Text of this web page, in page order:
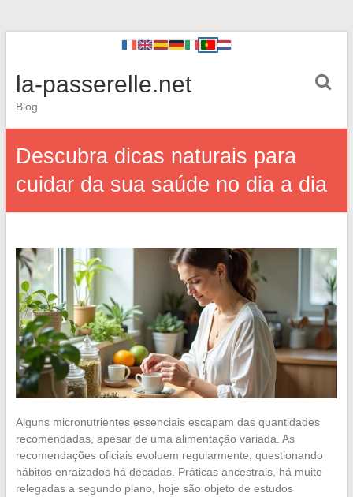
la-passerelle.net
Blog
Descubra dicas naturais para
cuidar da sua saúde no dia a dia
Alguns micronutrientes essenciais escapam das quantidades
recomendadas, apesar de uma alimentação variada. As
recomendações oficiais evoluem regularmente, questionando
hábitos enraizados há décadas. Práticas ancestrais, há muito
relegadas a segundo plano, hoje são objeto de estudos